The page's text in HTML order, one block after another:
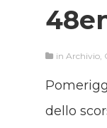
in Archivio,
dello